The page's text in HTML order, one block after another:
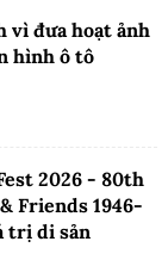
vì đưa hoạt ảnh
hình ô tô
Friends 1946-
trị di sản